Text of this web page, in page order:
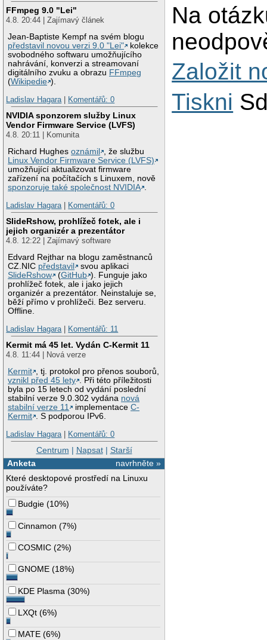
FFmpeg 9.0 "Lei"
4.8. 20:44 | Zajímavý článek
Jean-Baptiste Kempf na svém blogu
představil novou verzi 9.0 "Lei"
kolekce
svobodného softwaru umožňujícího
nahrávání, konverzi a streamovaní
digitálního zvuku a obrazu FFmpeg
(Wikipedie ).
Ladislav Hagara| Komentářů: 0
NVIDIA sponzorem služby Linux
Vendor Firmware Service (LVFS)
4.8. 20:11 | Komunita
Richard Hughesoznámil
, že službu
Linux Vendor Firmware Service (LVFS)
umožňující aktualizovat firmware
zařízení na počítačích s Linuxem, nově
sponzoruje také společnost NVIDIA .
Ladislav Hagara| Komentářů: 0
SlideRshow, prohlížeč fotek, ale i
jejich organizér a prezentátor
4.8. 12:22 | Zajímavý software
Edvard Rejthar na blogu zaměstnanců
CZ.NIC představil
svou aplikaci
SlideRshow
(GitHub ). Funguje jako
prohlížeč fotek, ale i jako jejich
organizér a prezentátor. Neinstaluje se,
běží přímo v prohlížeči. Bez serveru.
Offline.
Ladislav Hagara| Komentářů: 11
Kermit má 45 let. Vydán C-Kermit 11
4.8. 11:44 | Nová verze
Kermit , tj. protokol pro přenos souborů,
vznikl před 45 lety . Při této příležitosti
byla po 15 letech od vydání poslední
stabilní verze 9.0.302 vydána nová
stabilní verze 11
implementaceC-
Kermit . S podporou IPv6.
Ladislav Hagara| Komentářů: 0
Centrum | Napsat| Starší
navrhněte »
Anketa
Které desktopové prostředí na Linuxu
používáte?
Budgie (10%)
Cinnamon (7%)
COSMIC (2%)
GNOME (18%)
KDE Plasma (30%)
LXQt (6%)
MATE (6%)
Na
Založit
Tiskni